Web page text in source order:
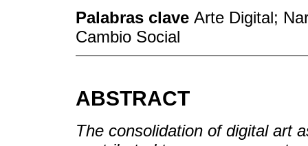
Palabras clave Arte Digital;
Cambio Social
ABSTRACT
The consolidation of digital art